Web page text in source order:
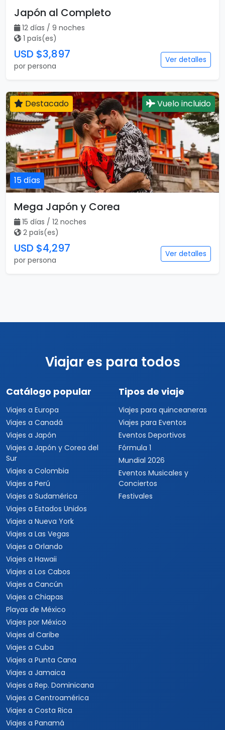
Japón al Completo
12 días / 9 noches
1 país(es)
USD $3,897
por persona
Ver detalles
15 días
Destacado Vuelo incluido
Mega Japón y Corea
15 días / 12 noches
2 país(es)
USD $4,297
por persona
Ver detalles
Viajar es para todos
Catálogo popular
Viajes a Europa
Viajes a Canadá
Viajes a Japón
Viajes a Japón y Corea del
Sur
Viajes a Colombia
Viajes a Perú
Viajes a Sudamérica
Viajes a Estados Unidos
Viajes a Nueva York
Viajes a Las Vegas
Viajes a Orlando
Viajes a Hawaii
Viajes a Los Cabos
Viajes a Cancún
Viajes a Chiapas
Playas de México
Viajes por México
Viajes al Caribe
Viajes a Cuba
Viajes a Punta Cana
Viajes a Jamaica
Viajes a Rep. Dominicana
Viajes a Centroamérica
Viajes a Costa Rica
Viajes a Panamá
Tipos de viaje
Viajes para quinceaneras
Viajes para Eventos
Eventos Deportivos
Fórmula 1
Mundial 2026
Eventos Musicales y
Conciertos
Festivales